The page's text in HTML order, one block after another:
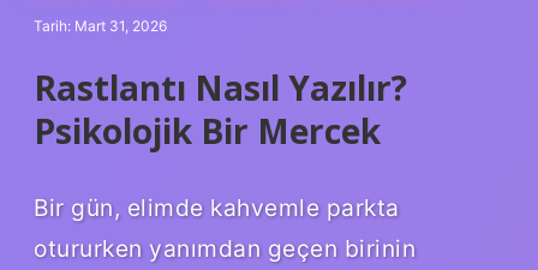
Tarih: Mart 31, 2026
Rastlantı Nasıl Yazılır?
Psikolojik Bir Mercek
Bir gün, elimde kahvemle parkta
otururken yanımdan geçen birinin